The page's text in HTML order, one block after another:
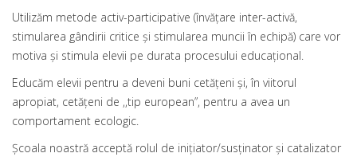
Utilizăm metode activ-participative (învăţare inter-activă,
stimularea gândirii critice şi stimularea muncii în echipă) care vor
motiva şi stimula elevii pe durata procesului educaţional.
Educăm elevii pentru a deveni buni cetăţeni şi, în viitorul
apropiat, cetăţeni de ,,tip european”, pentru a avea un
comportament ecologic.
Şcoala noastră acceptă rolul de iniţiator/susţinator şi catalizator